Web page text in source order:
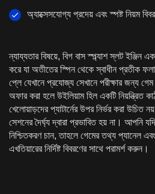
অ্যাক্সেসযোগ্য প্রদেয় এবং স্পষ্ট নিয়ম
ন্যায্যতার বিষয়ে, বিগ বাস স্প্ল্যাশ স্লট ইঞ্জিন
করে যা অতীতের স্পিন থেকে স্বাধীন প্রতীক
প্লে যেখানে প্রযোজ্য সেখানে পরীক্ষার জন্য
অফার করা হলে উইলিয়াম হিল একটি নিয়ন্ত্রিত
খেলোয়াড়দের প্যাটার্নের উপর নির্ভর করা উচিত
সেশনের দৈর্ঘ্য দ্বারা প্রভাবিত হয় না। আপনি
নিশ্চিতকরণ চান, তাহলে গেমের তথ্য প্যানেল
এখতিয়ারের নির্দিষ্ট বিবরণের সাথে পরামর্শ করুন।